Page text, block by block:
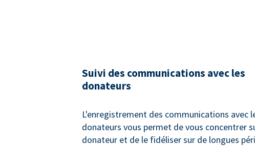
Suivi des communications avec les
donateurs
L'enregistrement des communications avec
donateurs vous permet de vous concentrer
donateur et de le fidéliser sur de longues